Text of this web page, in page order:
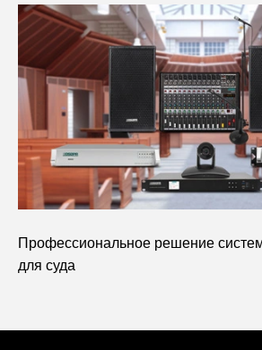
Профессиональное решение
для суда